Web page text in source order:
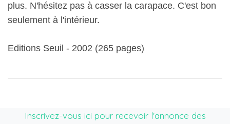
plus. N'hésitez pas à casser la carapace. C'est bon
seulement à l'intérieur.
Editions Seuil - 2002 (265 pages)
Inscrivez-vous ici pour recevoir l'annonce des